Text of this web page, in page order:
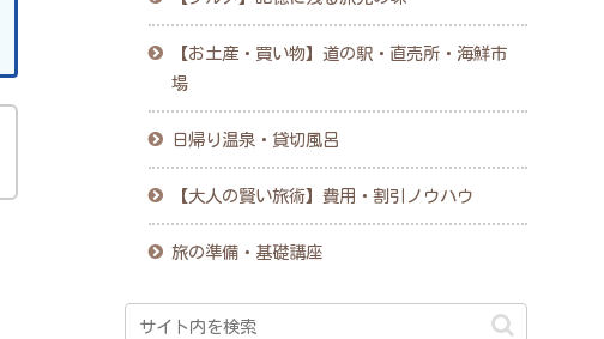
【お土産・買い物】道の駅・直売所・海鮮市
場
日帰り温泉・貸切風呂
【大人の賢い旅術】費用・割引ノウハウ
旅の準備・基礎講座